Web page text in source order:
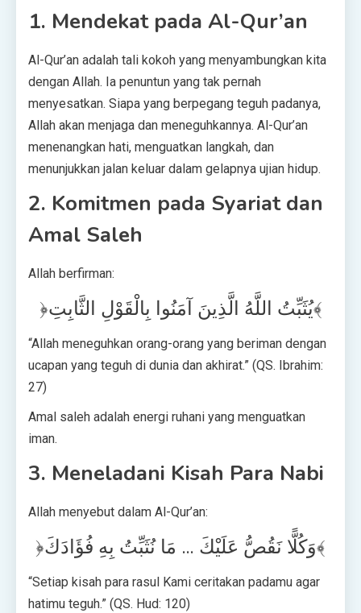
1. Mendekat pada Al-Qur’an
Al-Qur’an adalah tali kokoh yang menyambungkan kita
dengan Allah. Ia penuntun yang tak pernah
menyesatkan. Siapa yang berpegang teguh padanya,
Allah akan menjaga dan meneguhkannya. Al-Qur’an
menenangkan hati, menguatkan langkah, dan
menunjukkan jalan keluar dalam gelapnya ujian hidup.
2. Komitmen pada Syariat dan
Amal Saleh
Allah berfirman:
﴿يُثَبِّتُ اللَّهُ الَّذِينَ آمَنُوا بِالْقَوْلِ الثَّابِتِ﴾
“Allah meneguhkan orang-orang yang beriman dengan
ucapan yang teguh di dunia dan akhirat.” (QS. Ibrahim:
27)
Amal saleh adalah energi ruhani yang menguatkan
iman.
3. Meneladani Kisah Para Nabi
Allah menyebut dalam Al-Qur’an:
﴿وَكُلًّا نَقُصُّ عَلَيْكَ … مَا نُثَبِّتُ بِهِ فُؤَادَكَ﴾
“Setiap kisah para rasul Kami ceritakan padamu agar
hatimu teguh.” (QS. Hud: 120)